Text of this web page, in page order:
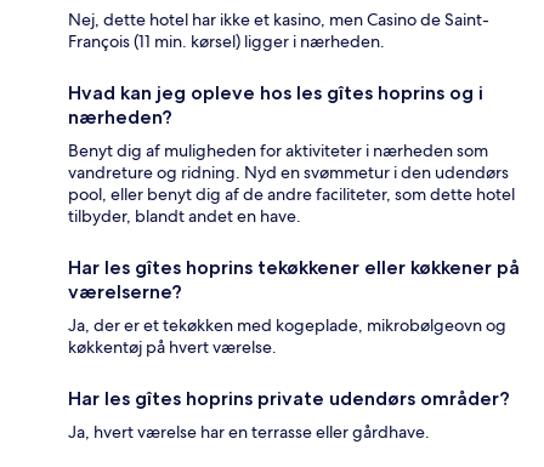
Nej, dette hotel har ikke et kasino, men Casino de Saint-
François (11 min. kørsel) ligger i nærheden.
Hvad kan jeg opleve hos les gîtes hoprins og i
nærheden?
Benyt dig af muligheden for aktiviteter i nærheden som
vandreture og ridning. Nyd en svømmetur i den udendørs
pool, eller benyt dig af de andre faciliteter, som dette hotel
tilbyder, blandt andet en have.
Har les gîtes hoprins tekøkkener eller køkkener på
værelserne?
Ja, der er et tekøkken med kogeplade, mikrobølgeovn og
køkkentøj på hvert værelse.
Har les gîtes hoprins private udendørs områder?
Ja, hvert værelse har en terrasse eller gårdhave.